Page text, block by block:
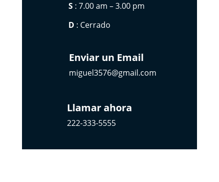
S: 7.00 am – 3.00 pm
D : Cerrado
Enviar un Email
miguel3576@gmail.com
Llamar ahora
222-333-5555